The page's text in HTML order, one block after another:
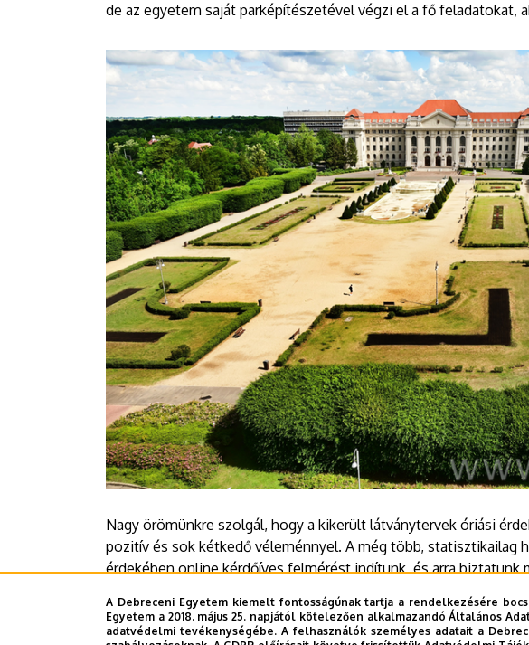
de az egyetem saját parképítészetével végzi el a fő feladatokat,
Nagy örömünkre szolgál, hogy a kikerült látványtervek óriási
pozitív és sok kétkedő véleménnyel. A még több, statisztikailag
érdekében online kérdőíves felmérést indítunk, és arra biztatunk
Az online kérdőívide kattintvaérhető el.
A Debreceni Egyetem kiemelt fontosságúnak tartja a rendelkezésére
Egyetem a 2018. május 25. napjától kötelezően alkalmazandó Általános
adatvédelmi tevékenységébe. A felhasználók személyes adatait a